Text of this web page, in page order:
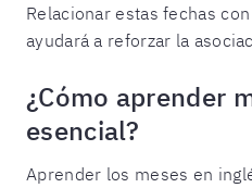
Relacionar estas fechas
ayudará a reforzar la
¿Cómo aprender
esencial?
Aprender los meses en